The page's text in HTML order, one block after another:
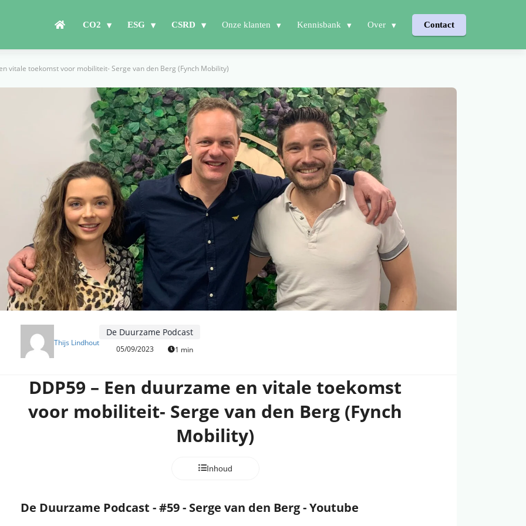
CO2 ESG CSRD Onze klanten Kennisbank Over Contact
vitale toekomst voor mobiliteit- Serge van den Berg (Fynch Mobility)
Thijs Lindhout
De Duurzame Podcast
05/09/2023 1 min
DDP59 – Een duurzame en vitale toekomst
voor mobiliteit- Serge van den Berg (Fynch
Mobility)
Inhoud
De Duurzame Podcast - #59 - Serge van den Berg - Youtube